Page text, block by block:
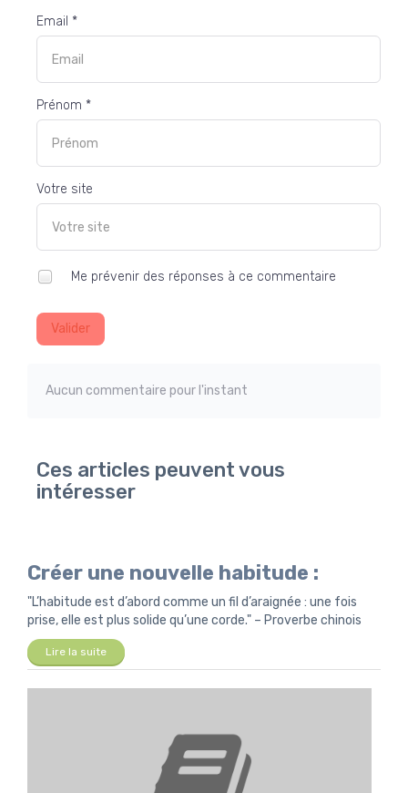
Email *
Prénom *
Votre site
Me prévenir des réponses à ce commentaire
Valider
Aucun commentaire pour l'instant
Ces articles peuvent vous
intéresser
Créer une nouvelle habitude :
"L’habitude est d’abord comme un fil d’araignée : une fois
prise, elle est plus solide qu’une corde." – Proverbe chinois
Lire la suite